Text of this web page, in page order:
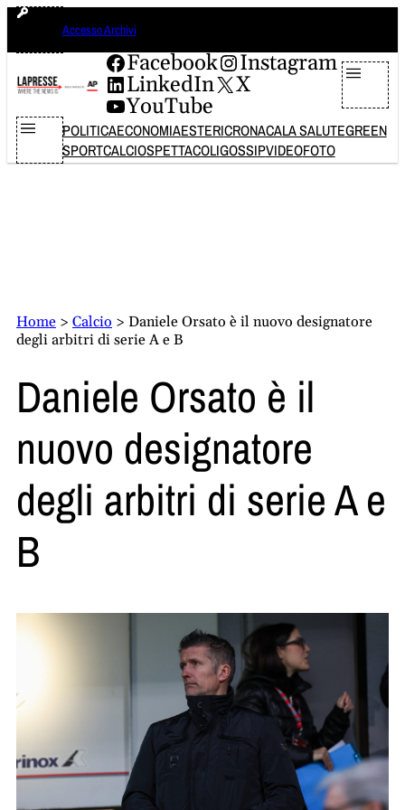
Vai
contenuto
Accesso Archivi
Facebook
Instagram
LinkedIn
X
YouTube
POLITICAECONOMIAESTERICRONACALA SALUTEGREEN
SPORTCALCIOSPETTACOLIGOSSIPVIDEOFOTO
Home > Calcio > Daniele Orsato è il nuovo designatore
degli arbitri di serie A e B
Daniele Orsato è il
nuovo designatore
degli arbitri di serie A e
B